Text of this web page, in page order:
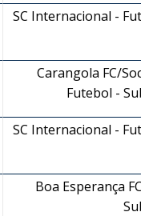
SC Internacional -
Carangola FC/
Futebol -
SC Internacional -
Boa Esperança